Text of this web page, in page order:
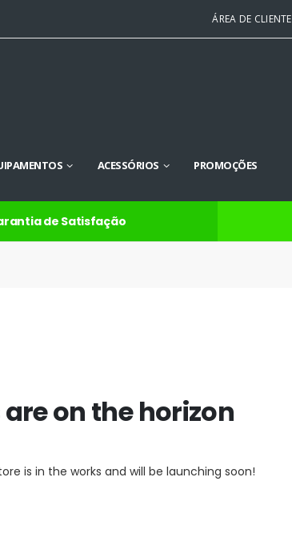
ÁREA DE CLIENTE
ACESSÓRIOS PROMOÇÕES
de Satisfação
on the horizon
is in the works and will be launching soon!